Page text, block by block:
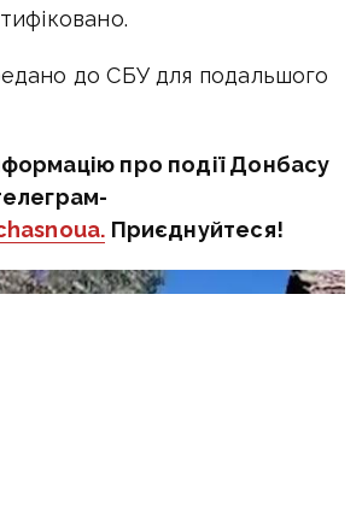
до СБУ для подальшого
про події Донбасу
Приєднуйтеся!